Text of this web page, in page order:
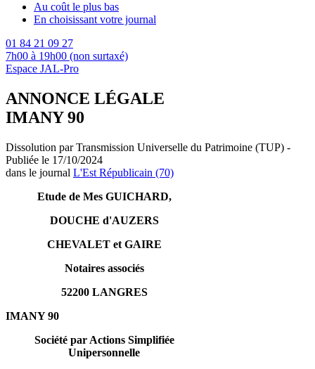
Au coût le plus bas
En choisissant votre journal
01 84 21 09 27
7h00 à 19h00 (non surtaxé)
Espace JAL-Pro
ANNONCE LÉGALE
IMANY 90
Dissolution par Transmission Universelle du Patrimoine (TUP) -
Publiée le 17/10/2024
dans le journal L'Est Républicain (70)
Etude de Mes GUICHARD,
DOUCHE d'AUZERS
CHEVALET et GAIRE
Notaires associés
52200 LANGRES
IMANY 90
Société par Actions Simplifiée
Unipersonnelle